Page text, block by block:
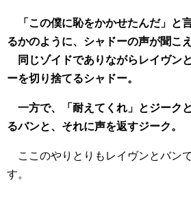
「この僕に恥をかかせたんだ」と
るかのように、シャドーの声が聞こえ
同じゾイドでありながらレイヴン
ーを切り捨てるシャドー。
一方で、「耐えてくれ」とジーク
るバンと、それに声を返すジーク。
ここのやりとりもレイヴンとバン
す。